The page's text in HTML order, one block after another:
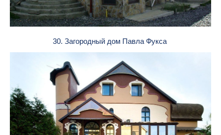
30. Загородный дом Павла Фукса